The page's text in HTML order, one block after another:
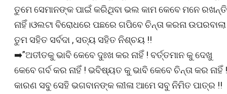
ତୁମେ ସେମାନଙ୍କ ପାଇଁ କରିଥିବା ଭଲ କାମ କେବେ ମନେ ରଖନ୍ତି
ନାହିଁ।ଓଲଟା ବିରୋଧରେ ପଛରେ ଗପିବେ ଚିନ୍ତା କରନା ଉପରବାଲା
ତୁମ ସହିତ ସର୍ବଦା , ସତ୍ୟ ସହିତ ନିଶ୍ଚୟ !!
➡️”ଅତୀତକୁ ଭାବି କେବେ ଦୁଃଖ କର ନାହିଁ ! ବର୍ତ୍ତମାନ କୁ ଦେଖୁ
କେବେ ଗର୍ବ କର ନାହିଁ ! ଭବିଷ୍ୟତ କୁ ଭାବି କେବେ ଚିନ୍ତା କର ନାହିଁ !
କାରଣ ସବୁ ସେହି ଭଗବାନଙ୍କ ଲୀଳା ଆମେ ସବୁ ନିମିତ ପାତ୍ର !!